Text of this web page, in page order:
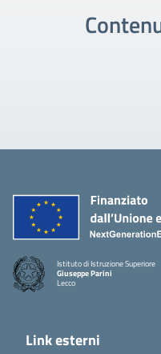
Istituto di Istruzione Superiore
Giuseppe Parini
Lecco
Link esterni